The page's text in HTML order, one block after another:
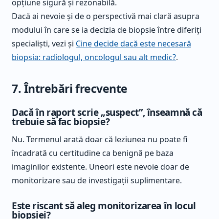
opțiune sigură și rezonabilă.
Dacă ai nevoie și de o perspectivă mai clară asupra
modului în care se ia decizia de biopsie între diferiți
specialiști, vezi și Cine decide dacă este necesară
biopsia: radiologul, oncologul sau alt medic?.
7. Întrebări frecvente
Dacă în raport scrie „suspect”, înseamnă că
trebuie să fac biopsie?
Nu. Termenul arată doar că leziunea nu poate fi
încadrată cu certitudine ca benignă pe baza
imaginilor existente. Uneori este nevoie doar de
monitorizare sau de investigații suplimentare.
Este riscant să aleg monitorizarea în locul
biopsiei?